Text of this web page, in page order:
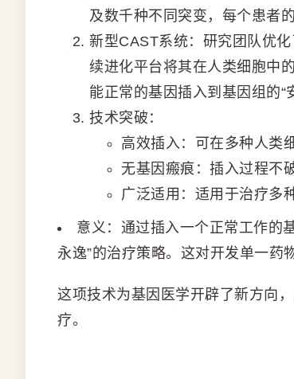
及数千种不同突变，每个患者
新型CAST系统：研究团队优
续进化平台将其在人类细胞中
能正常的基因插入到基因组的“
技术突破：
高效插入：可在多种人类
无基因瘢痕：插入过程不
广泛适用：适用于治疗多
意义：通过插入一个正常工作的
永逸”的治疗策略。这对开发单一药
这项技术为基因医学开辟了新方向
疗。